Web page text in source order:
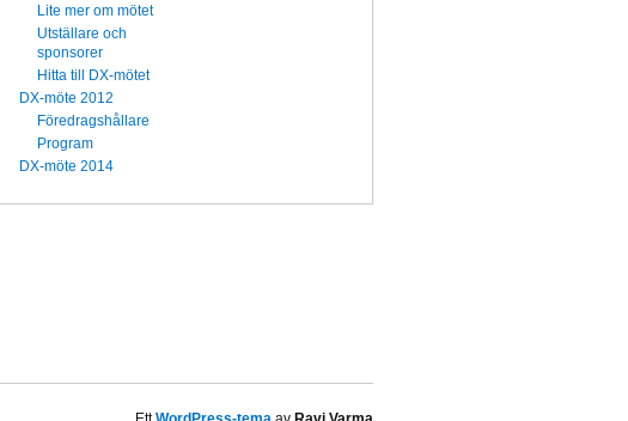
Lite mer om mötet
Utställare och
sponsorer
Hitta till DX-mötet
DX-möte 2012
Föredragshållare
Program
DX-möte 2014